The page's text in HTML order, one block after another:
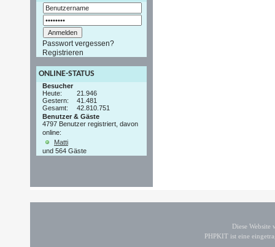
Passwort vergessen?
Registrieren
ONLINE-STATUS
Besucher
Heute:
21.946
Gestern:
41.481
Gesamt:
42.810.751
Benutzer & Gäste
4797 Benutzer registriert, davon
online:
Matti
und 564 Gäste
Diese
PHPKIT ist eine